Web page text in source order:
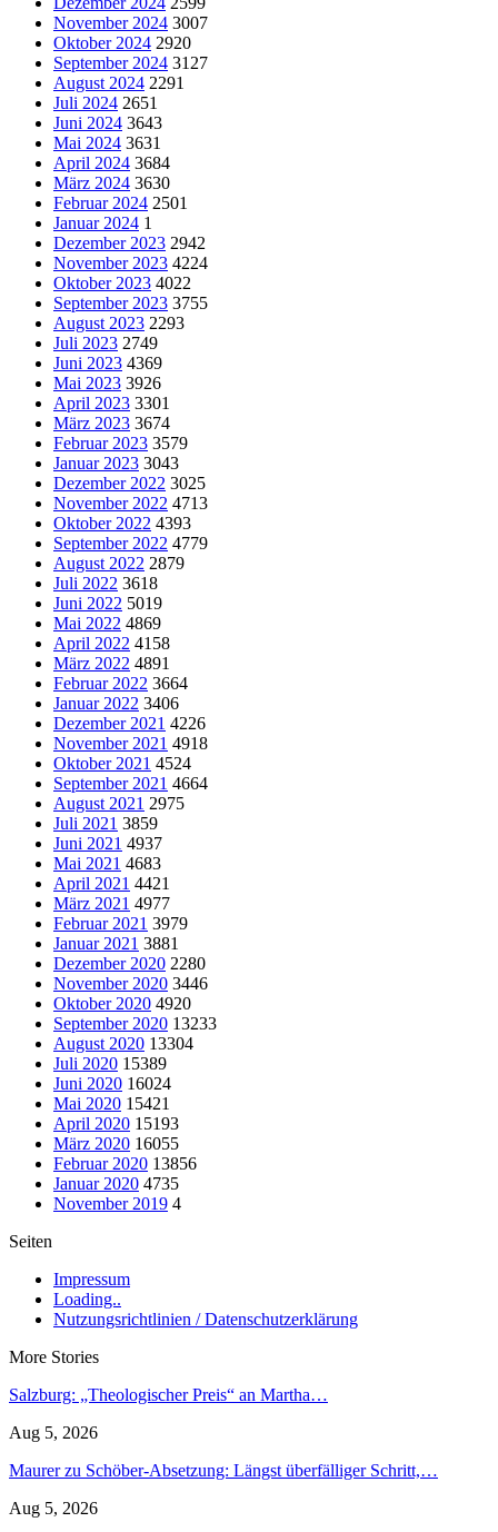
November 2024 3007
Oktober 2024 2920
September 2024 3127
August 2024 2291
Juli 2024 2651
Juni 2024 3643
Mai 2024 3631
April 2024 3684
März 2024 3630
Februar 2024 2501
Januar 2024 1
Dezember 2023 2942
November 2023 4224
Oktober 2023 4022
September 2023 3755
August 2023 2293
Juli 2023 2749
Juni 2023 4369
Mai 2023 3926
April 2023 3301
März 2023 3674
Februar 2023 3579
Januar 2023 3043
Dezember 2022 3025
November 2022 4713
Oktober 2022 4393
September 2022 4779
August 2022 2879
Juli 2022 3618
Juni 2022 5019
Mai 2022 4869
April 2022 4158
März 2022 4891
Februar 2022 3664
Januar 2022 3406
Dezember 2021 4226
November 2021 4918
Oktober 2021 4524
September 2021 4664
August 2021 2975
Juli 2021 3859
Juni 2021 4937
Mai 2021 4683
April 2021 4421
März 2021 4977
Februar 2021 3979
Januar 2021 3881
Dezember 2020 2280
November 2020 3446
Oktober 2020 4920
September 2020 13233
August 2020 13304
Juli 2020 15389
Juni 2020 16024
Mai 2020 15421
April 2020 15193
März 2020 16055
Februar 2020 13856
Januar 2020 4735
November 2019 4
Seiten
Impressum
Loading..
Nutzungsrichtlinien / Datenschutzerklärung
More Stories
Salzburg: „Theologischer Preis“ an Martha…
Aug 5, 2026
Maurer zu Schöber-Absetzung: Längst überfälliger Schritt,…
Aug 5, 2026